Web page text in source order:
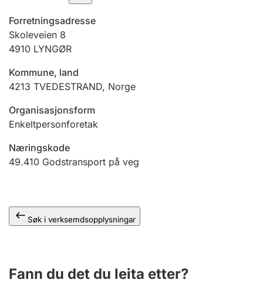
Tinglysing
Jeger
Ektepaktrettleiaren
Andre tema
Forretningsadresse
Skoleveien 8
4910 LYNGØR
Kommune, land
4213 TVEDESTRAND, Norge
Organisasjonsform
Enkeltpersonforetak
Næringskode
49.410 Godstransport på veg
Søk i verksemdsopplysningar
Fann du det du leita etter?